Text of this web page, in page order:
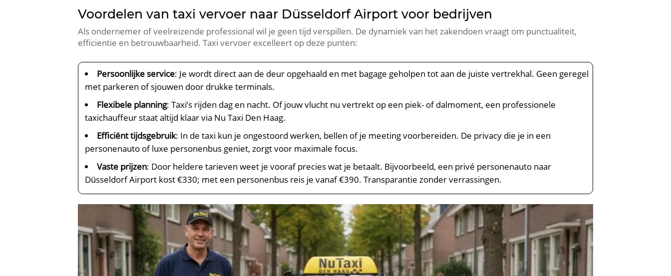
Voordelen van taxi vervoer naar Düsseldorf Airport voor bedrijven
Als ondernemer of veelreizende professional wil je geen tijd verspillen. De dynamiek van het zakendoen vraagt om punctualiteit,
efficientie en betrouwbaarheid. Taxi vervoer excelleert op deze punten:
Persoonlijke service: Je wordt direct aan de deur opgehaald en met bagage geholpen tot aan de juiste vertrekhal. Geen geregel
met parkeren of sjouwen door drukke terminals.
Flexibele planning: Taxi’s rijden dag en nacht. Of jouw vlucht nu vertrekt op een piek- of dalmoment, een professionele
taxichauffeur staat altijd klaar via Nu Taxi Den Haag.
Efficiënt tijdsgebruik: In de taxi kun je ongestoord werken, bellen of je meeting voorbereiden. De privacy die je in een
personenauto of luxe personenbus geniet, zorgt voor maximale focus.
Vaste prijzen: Door heldere tarieven weet je vooraf precies wat je betaalt. Bijvoorbeeld, een privé personenauto naar
Düsseldorf Airport kost €330; met een personenbus reis je vanaf €390. Transparantie zonder verrassingen.